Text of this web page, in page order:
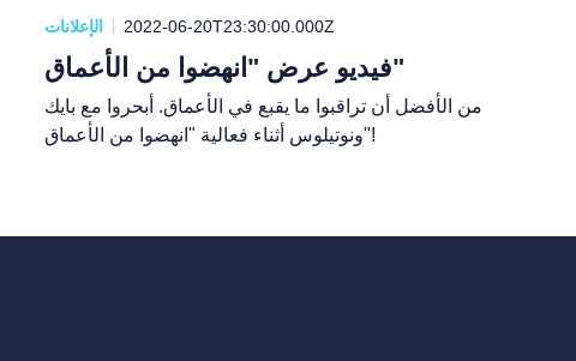
الإعلانات 2022-06-20T23:30:00.000Z
فيديو عرض "انهضوا من الأعماق"
من الأفضل أن تراقبوا ما يقبع في الأعماق. أبحروا مع بايك
ونوتيلوس أثناء فعالية "انهضوا من الأعماق"!